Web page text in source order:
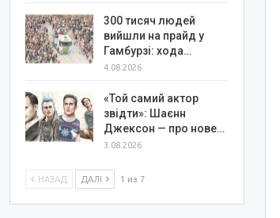
300 тисяч людей
вийшли на прайд у
Гамбурзі: хода…
4.08.2026
«Той самий актор
звідти»: Шаєнн
Джексон — про нове…
3.08.2026
НАЗАД ДАЛІ 1 из 7